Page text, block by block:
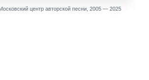
центр авторской песни, 2005 — 2025